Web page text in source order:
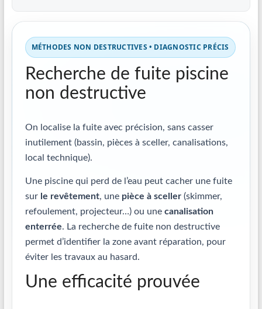
MÉTHODES NON DESTRUCTIVES • DIAGNOSTIC PRÉCIS
Recherche de fuite piscine
non destructive
On localise la fuite avec précision, sans casser
inutilement (bassin, pièces à sceller, canalisations,
local technique).
Une piscine qui perd de l’eau peut cacher une fuite
sur le revêtement, une pièce à sceller(skimmer,
refoulement, projecteur…) ou une canalisation
enterrée. La recherche de fuite non destructive
permet d’identifier la zone avant réparation, pour
éviter les travaux au hasard.
Une efficacité prouvée